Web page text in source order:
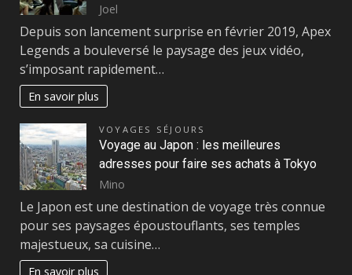
Joel
Depuis son lancement surprise en février 2019, Apex
Legends a bouleversé le paysage des jeux vidéo,
s’imposant rapidement…
En savoir plus
VOYAGES SÉJOURS
Voyage au Japon : les meilleures
adresses pour faire ses achats à Tokyo
Mino
Le Japon est une destination de voyage très connue
pour ses paysages époustouflants, ses temples
majestueux, sa cuisine…
En savoir plus